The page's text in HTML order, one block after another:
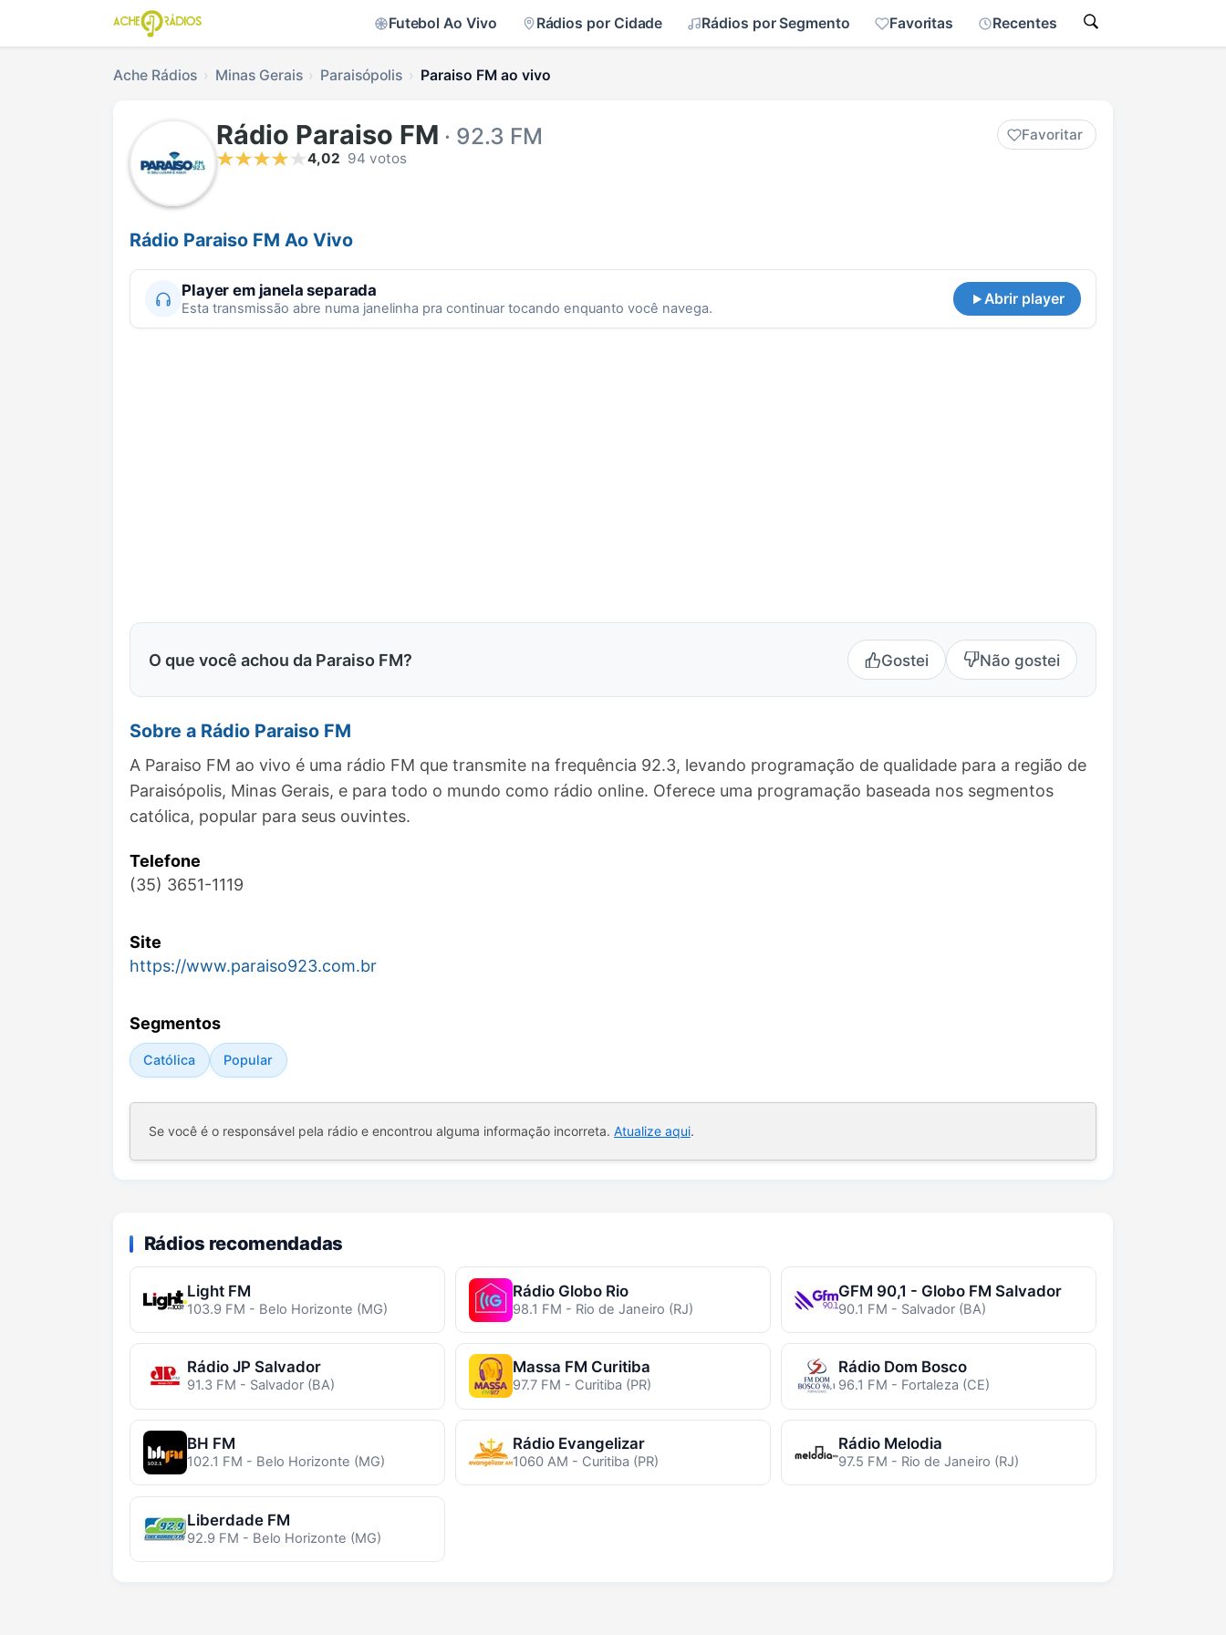
Futebol Ao Vivo Rádios por Cidade Rádios por Segmento Favoritas Recentes
Ache Rádios Minas Gerais Paraisópolis Paraiso FM ao vivo
Rádio Paraiso FM · 92.3 FM
Favoritar
4,02 94 votos
Rádio Paraiso FM Ao Vivo
Player em janela separada
Esta transmissão abre numa janelinha pra continuar tocando enquanto você navega.
Abrir player
O que você achou da Paraiso FM? Gostei Não gostei
Sobre a Rádio Paraiso FM
A Paraiso FM ao vivo é uma rádio FM que transmite na frequência 92.3, levando programação de qualidade para a região de
Paraisópolis, Minas Gerais, e para todo o mundo como rádio online. Oferece uma programação baseada nos segmentos
católica, popular para seus ouvintes.
Telefone
(35) 3651-1119
Site
https://www.paraiso923.com.br
Segmentos
Católica Popular
Se você é o responsável pela rádio e encontrou alguma informação incorreta. Atualize aqui.
Rádios recomendadas
Light FM
103.9 FM - Belo Horizonte (MG)
Rádio Globo Rio
98.1 FM - Rio de Janeiro (RJ)
GFM 90,1 - Globo FM Salvador
90.1 FM - Salvador (BA)
Rádio JP Salvador
91.3 FM - Salvador (BA)
Massa FM Curitiba
97.7 FM - Curitiba (PR)
Rádio Dom Bosco
96.1 FM - Fortaleza (CE)
BH FM
102.1 FM - Belo Horizonte (MG)
Rádio Evangelizar
1060 AM - Curitiba (PR)
Rádio Melodia
97.5 FM - Rio de Janeiro (RJ)
Liberdade FM
92.9 FM - Belo Horizonte (MG)